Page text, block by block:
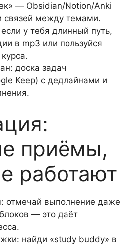
— Obsidian/Notion/Anki
связей между темами.
у тебя длинный путь,
в mp3 или пользуйся
доска задач
Keep) с дедлайнами и
приёмы,
работают
выполнение даже
— это даёт
найди «study buddy» в